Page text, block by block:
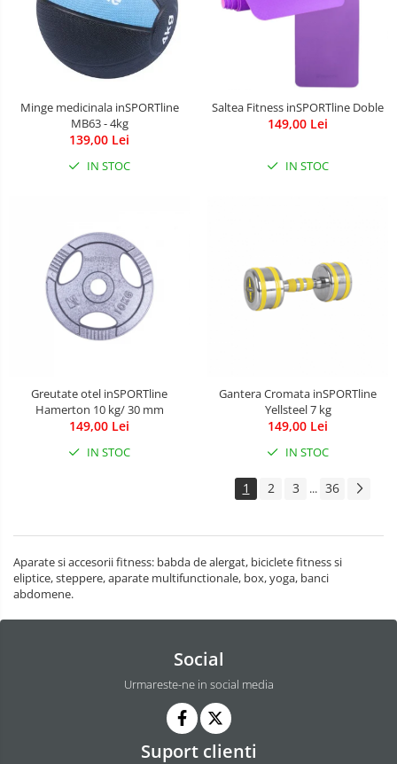
Minge medicinala inSPORTline
MB63 - 4kg
139,00 Lei
IN STOC
Saltea Fitness inSPORTline Doble
149,00 Lei
IN STOC
Greutate otel inSPORTline
Hamerton 10 kg/ 30 mm
149,00 Lei
IN STOC
Gantera Cromata inSPORTline
Yellsteel 7 kg
149,00 Lei
IN STOC
1 2 3 ... 36
Aparate si accesorii fitness: babda de alergat, biciclete fitness si
eliptice, steppere, aparate multifunctionale, box, yoga, banci
abdomene.
Social
Urmareste-ne in social media
Suport clienti